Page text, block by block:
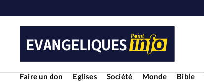
Faire un don Eglises Société Monde Bible